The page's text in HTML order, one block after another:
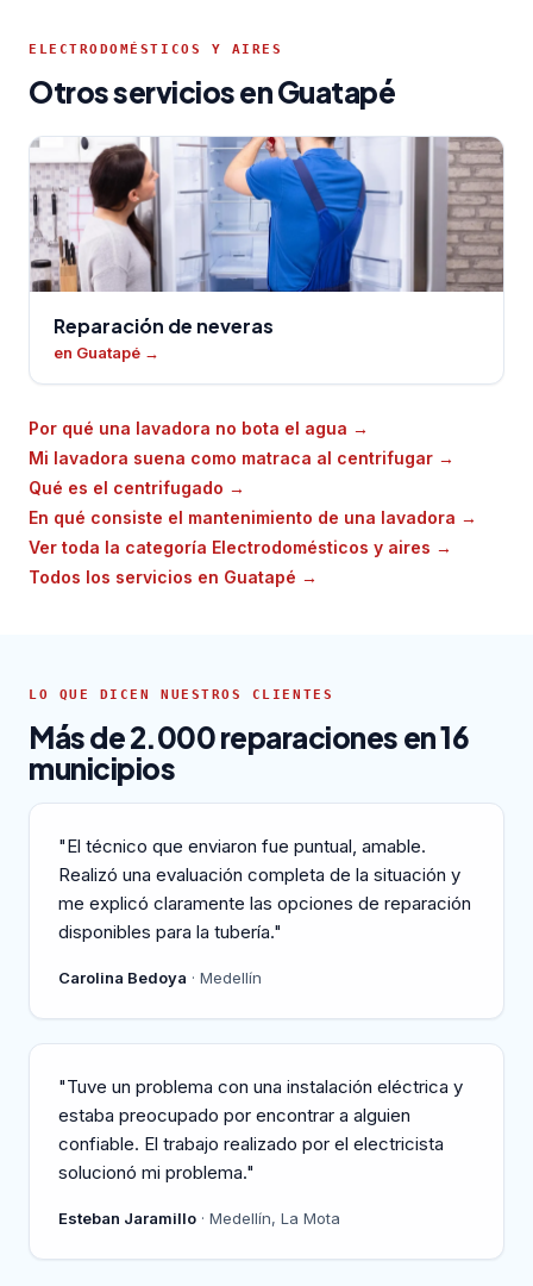
ELECTRODOMÉSTICOS Y AIRES
Otros servicios en Guatapé
Reparación de neveras
en Guatapé →
Por qué una lavadora no bota el agua →
Mi lavadora suena como matraca al centrifugar →
Qué es el centrifugado →
En qué consiste el mantenimiento de una lavadora →
Ver toda la categoría Electrodomésticos y aires →
Todos los servicios en Guatapé →
LO QUE DICEN NUESTROS CLIENTES
Más de 2.000 reparaciones en 16
municipios
"El técnico que enviaron fue puntual, amable.
Realizó una evaluación completa de la situación y
me explicó claramente las opciones de reparación
disponibles para la tubería."
Carolina Bedoya · Medellín
"Tuve un problema con una instalación eléctrica y
estaba preocupado por encontrar a alguien
confiable. El trabajo realizado por el electricista
solucionó mi problema."
Esteban Jaramillo · Medellín, La Mota